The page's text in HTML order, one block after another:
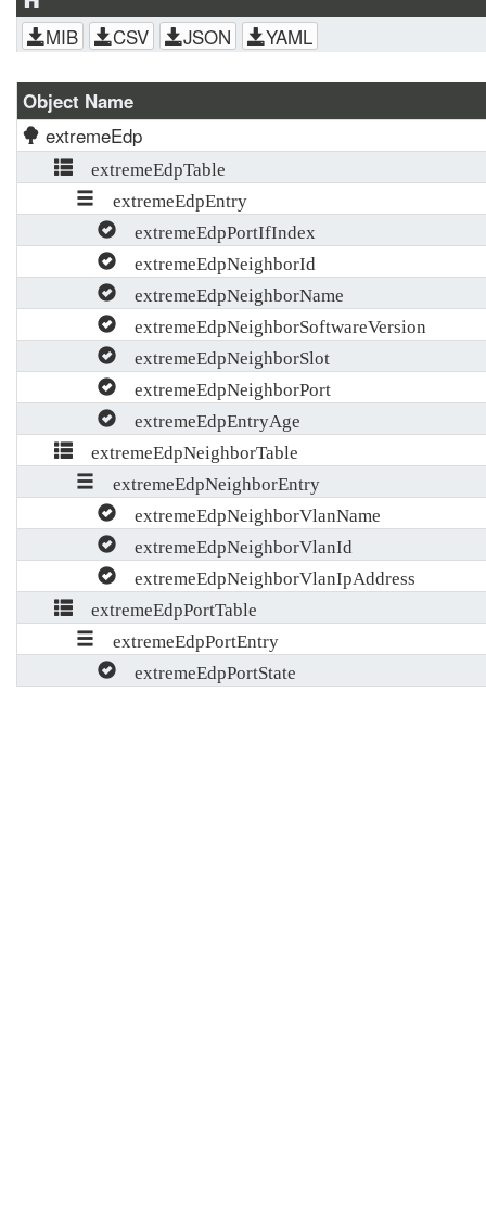
MIB CSV JSON YAML
Object Name
extremeEdp
extremeEdpTable
extremeEdpEntry
extremeEdpPortIfIndex
extremeEdpNeighborId
extremeEdpNeighborName
extremeEdpNeighborSoftwareVersion
extremeEdpNeighborSlot
extremeEdpNeighborPort
extremeEdpEntryAge
extremeEdpNeighborTable
extremeEdpNeighborEntry
extremeEdpNeighborVlanName
extremeEdpNeighborVlanId
extremeEdpNeighborVlanIpAddress
extremeEdpPortTable
extremeEdpPortEntry
extremeEdpPortState